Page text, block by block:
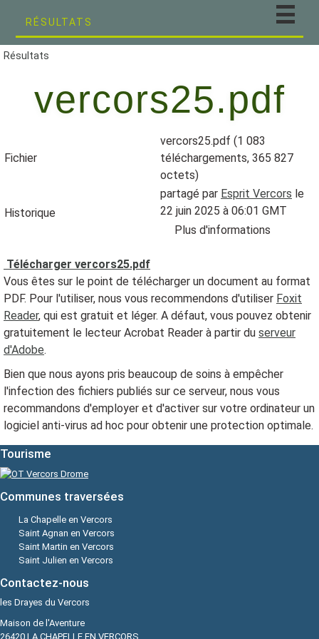
RÉSULTATS
Résultats
vercors25.pdf
Fichier
vercors25.pdf (1 083
téléchargements, 365 827
octets)
Historique
partagé par Esprit Vercors le
22 juin 2025 à 06:01 GMT
Plus d'informations
Télécharger vercors25.pdf
Vous êtes sur le point de télécharger un document au format
PDF. Pour l'utiliser, nous vous recommendons d'utiliser Foxit
Reader, qui est gratuit et léger. A défaut, vous pouvez obtenir
gratuitement le lecteur Acrobat Reader à partir du serveur
d'Adobe.
Bien que nous ayons pris beaucoup de soins à empêcher
l'infection des fichiers publiés sur ce serveur, nous vous
recommandons d'employer et d'activer sur votre ordinateur un
logiciel anti-virus ad hoc pour obtenir une protection optimale.
Tourisme
Communes traversées
La Chapelle en Vercors
Saint Agnan en Vercors
Saint Martin en Vercors
Saint Julien en Vercors
Contactez-nous
les Drayes du Vercors
Maison de l'Aventure
26420 LA CHAPELLE EN VERCORS